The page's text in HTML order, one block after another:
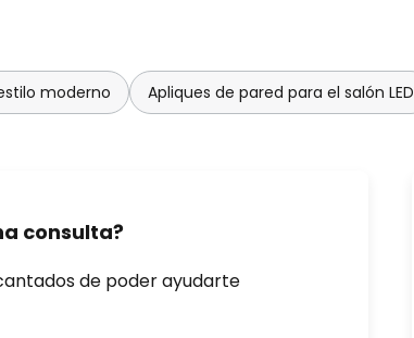
moderno Apliques de pared para el salón LED
consulta?
de poder ayudarte